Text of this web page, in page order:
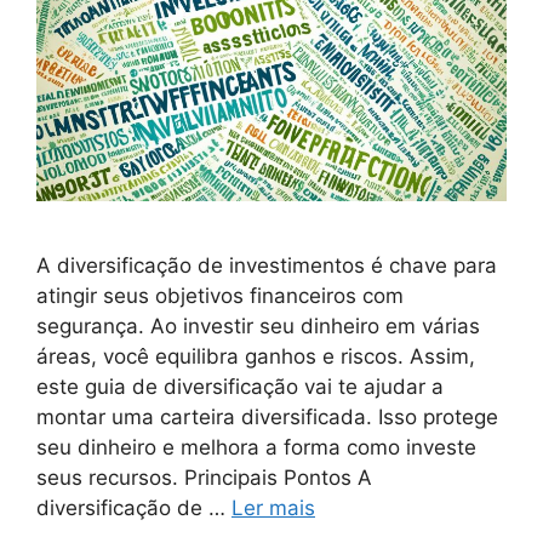
A diversificação de investimentos é chave para
atingir seus objetivos financeiros com
segurança. Ao investir seu dinheiro em várias
áreas, você equilibra ganhos e riscos. Assim,
este guia de diversificação vai te ajudar a
montar uma carteira diversificada. Isso protege
seu dinheiro e melhora a forma como investe
seus recursos. Principais Pontos A
diversificação de … Ler mais